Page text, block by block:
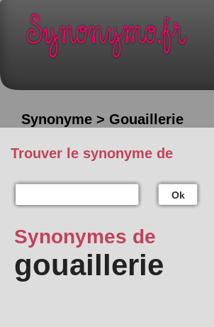
Synonyme > Gouaillerie
Trouver le synonyme de
Ok
Synonymes de
gouaillerie